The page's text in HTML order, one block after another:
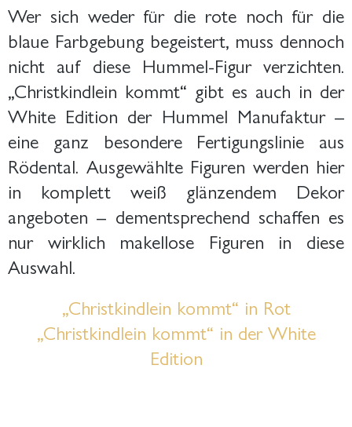
Wer sich weder für die rote noch für die
blaue Farbgebung begeistert, muss dennoch
nicht auf diese Hummel-Figur verzichten.
„Christkindlein kommt“ gibt es auch in der
White Edition der Hummel Manufaktur –
eine ganz besondere Fertigungslinie aus
Rödental. Ausgewählte Figuren werden hier
in komplett weiß glänzendem Dekor
angeboten – dementsprechend schaffen es
nur wirklich makellose Figuren in diese
Auswahl.
„Christkindlein kommt“ in Rot
„Christkindlein kommt“ in der White
Edition